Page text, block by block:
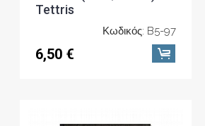
Tettris
Κωδικός: B5-97
6,50 €